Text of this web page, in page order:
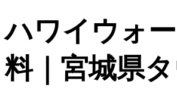
ハワイウォ
料｜宮城県